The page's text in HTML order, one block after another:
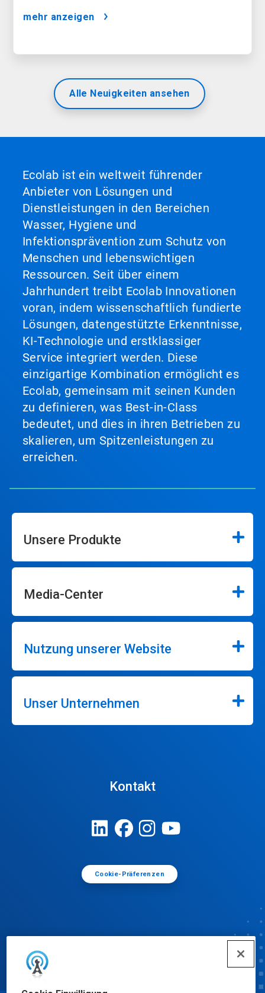
mehr anzeigen
Alle Neuigkeiten ansehen
Ecolab ist ein weltweit führender
Anbieter von Lösungen und
Dienstleistungen in den Bereichen
Wasser, Hygiene und
Infektionsprävention zum Schutz von
Menschen und lebenswichtigen
Ressourcen. Seit über einem
Jahrhundert treibt Ecolab Innovationen
voran, indem wissenschaftlich fundierte
Lösungen, datengestützte Erkenntnisse,
KI-Technologie und erstklassiger
Service integriert werden. Diese
einzigartige Kombination ermöglicht es
Ecolab, gemeinsam mit seinen Kunden
zu definieren, was Best-in-Class
bedeutet, und dies in ihren Betrieben zu
skalieren, um Spitzenleistungen zu
erreichen.
Unsere Produkte
Media-Center
Nutzung unserer Website
Unser Unternehmen
Kontakt
Cookie-Präferenzen